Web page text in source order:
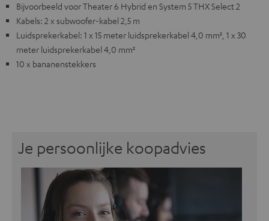
Bijvoorbeeld voor Theater 6 Hybrid en System 5 THX Select 2
Kabels: 2 x subwoofer-kabel 2,5 m
Luidsprekerkabel: 1 x 15 meter luidsprekerkabel 4,0 mm², 1 x 30
meter luidsprekerkabel 4,0 mm²
10 x bananenstekkers
Je persoonlijke koopadvies